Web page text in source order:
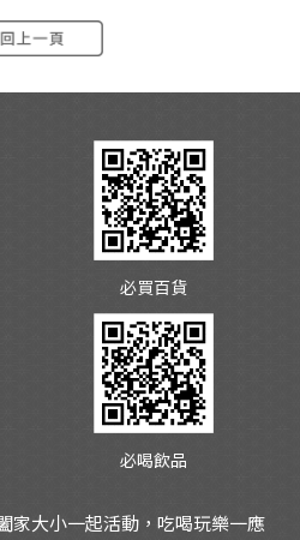
必買百貨
必喝飲品
家大小一起活動，吃喝玩樂一應